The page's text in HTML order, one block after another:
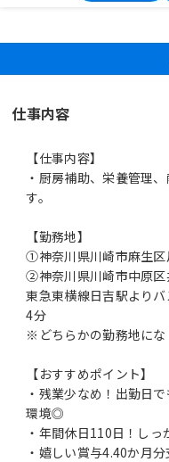
仕事内容
【仕事内容】
・厨房補助、栄養管理
す。
【勤務地】
①神奈川県川崎市麻生
②神奈川県川崎市中原
東急東横線日吉駅より
4分
※どちらかの勤務地にな
【おすすめポイント】
・残業少なめ！出勤日
環境◎
・年間休日110日！しっ
・嬉しい賞与4.40か月